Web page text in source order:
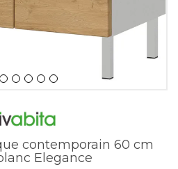
contemporain 60 cm
Elegance